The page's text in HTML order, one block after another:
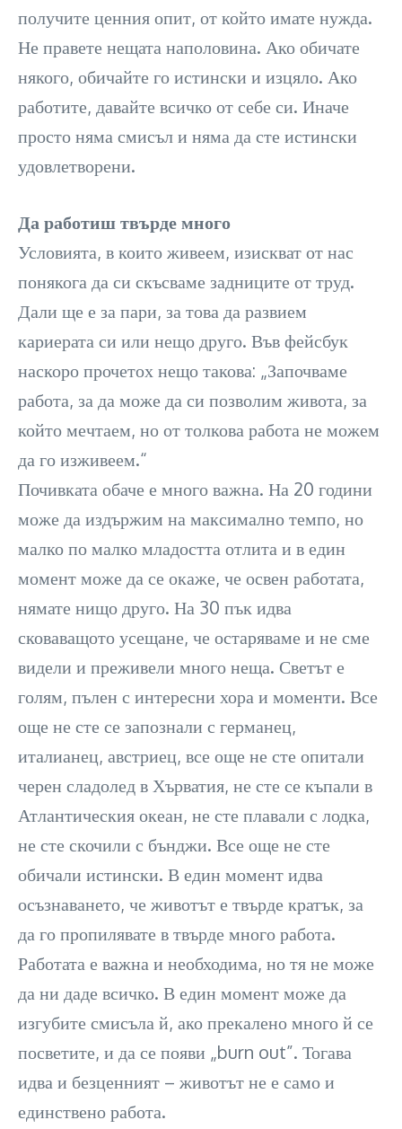
получите ценния опит, от който имате нужда.
Не правете нещата наполовина. Ако обичате
някого, обичайте го истински и изцяло. Ако
работите, давайте всичко от себе си. Иначе
просто няма смисъл и няма да сте истински
удовлетворени.
Да работиш твърде много
Условията, в които живеем, изискват от нас
понякога да си скъсваме задниците от труд.
Дали ще е за пари, за това да развием
кариерата си или нещо друго. Във фейсбук
наскоро прочетох нещо такова: „Започваме
работа, за да може да си позволим живота, за
който мечтаем, но от толкова работа не можем
да го изживеем.“
Почивката обаче е много важна. На 20 години
може да издържим на максимално темпо, но
малко по малко младостта отлита и в един
момент може да се окаже, че освен работата,
нямате нищо друго. На 30 пък идва
сковаващото усещане, че остаряваме и не сме
видели и преживели много неща. Светът е
голям, пълен с интересни хора и моменти. Все
още не сте се запознали с германец,
италианец, австриец, все още не сте опитали
черен сладолед в Хърватия, не сте се къпали в
Атлантическия океан, не сте плавали с лодка,
не сте скочили с бънджи. Все още не сте
обичали истински. В един момент идва
осъзнаването, че животът е твърде кратък, за
да го пропилявате в твърде много работа.
Работата е важна и необходима, но тя не може
да ни даде всичко. В един момент може да
изгубите смисъла й, ако прекалено много й се
посветите, и да се появи „burn out”. Тогава
идва и безценният – животът не е само и
единствено работа.